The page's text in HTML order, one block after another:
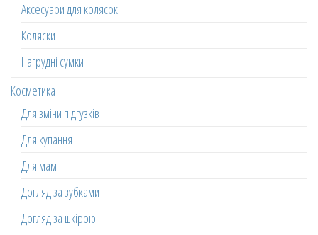
Аксесуари для колясок
Коляски
Нагрудні сумки
Косметика
Для зміни підгузків
Для купання
Для мам
Догляд за зубками
Догляд за шкірою